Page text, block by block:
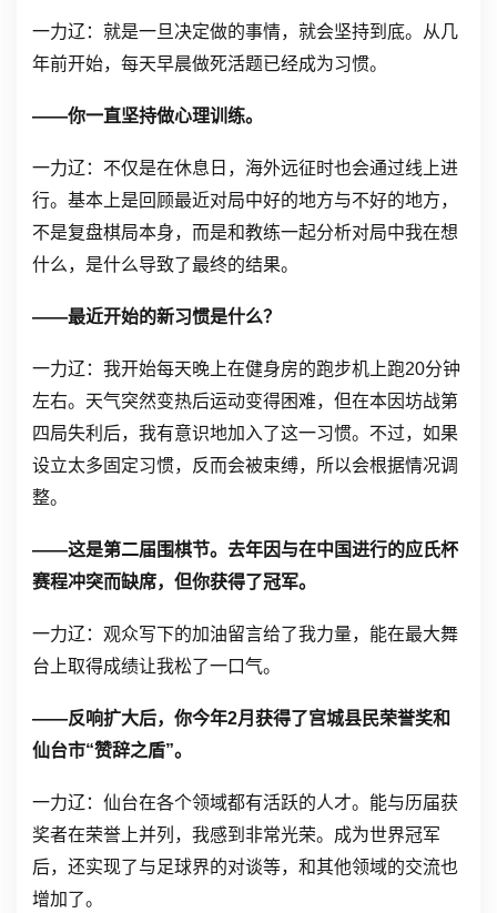
一力辽：就是一旦决定做的事情，就会坚持到底。从几
年前开始，每天早晨做死活题已经成为习惯。
——你一直坚持做心理训练。
一力辽：不仅是在休息日，海外远征时也会通过线上进
行。基本上是回顾最近对局中好的地方与不好的地方，
不是复盘棋局本身，而是和教练一起分析对局中我在想
什么，是什么导致了最终的结果。
——最近开始的新习惯是什么？
一力辽：我开始每天晚上在健身房的跑步机上跑20分钟
左右。天气突然变热后运动变得困难，但在本因坊战第
四局失利后，我有意识地加入了这一习惯。不过，如果
设立太多固定习惯，反而会被束缚，所以会根据情况调
整。
——这是第二届围棋节。去年因与在中国进行的应氏杯
赛程冲突而缺席，但你获得了冠军。
一力辽：观众写下的加油留言给了我力量，能在最大舞
台上取得成绩让我松了一口气。
——反响扩大后，你今年2月获得了宫城县民荣誉奖和
仙台市“赞辞之盾”。
一力辽：仙台在各个领域都有活跃的人才。能与历届获
奖者在荣誉上并列，我感到非常光荣。成为世界冠军
后，还实现了与足球界的对谈等，和其他领域的交流也
增加了。